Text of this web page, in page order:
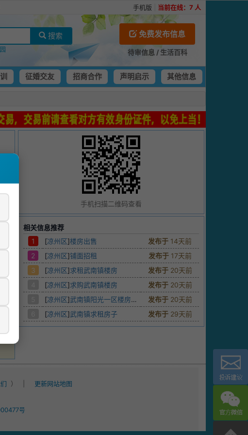
手机版 当前在线： 7 人
搜索 免费发布信息
待审信息 / 生活百科
征婚交友 招商合作 声明启示 其他信息
手机扫描二维码查看
相关信息推荐
1
[凉州区]楼房出售 发布于 14天前
2
[凉州区]铺面招租 发布于 17天前
3
[凉州区]求租武南镇楼房 发布于 20天前
[凉州区]求购武南镇楼房 发布于 20天前
[凉州区]武南镇阳光一区楼房出租 发布于 20天前
[凉州区]武南镇求租房子 发布于 29天前
）
更新网站地图
号